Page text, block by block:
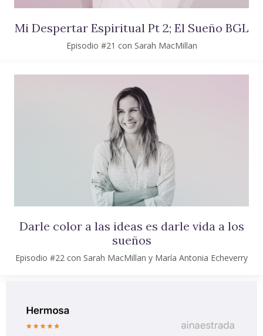
Mi Despertar Espiritual Pt 2; El Sueño BGL
Episodio #21 con Sarah MacMillan
Darle color a las ideas es darle vida a los
sueños
Episodio #22 con Sarah MacMillan y María Antonia Echeverry